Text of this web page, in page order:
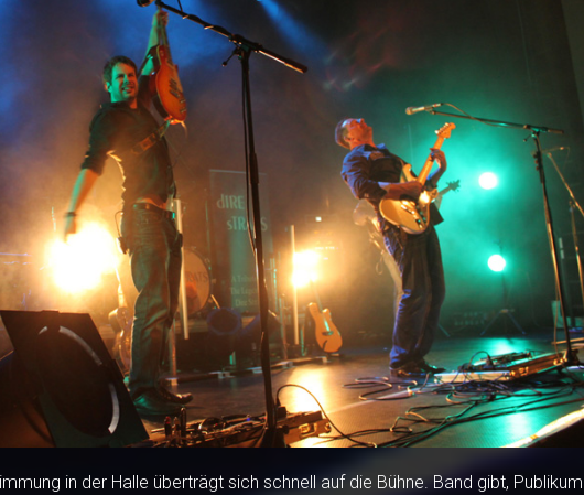
in der Halle überträgt sich schnell auf die Bühne. Band gibt, Publikum